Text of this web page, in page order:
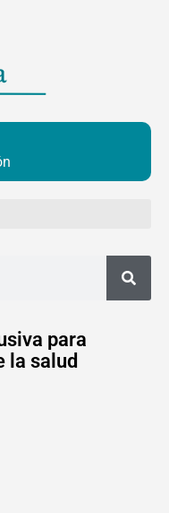
para
la salud